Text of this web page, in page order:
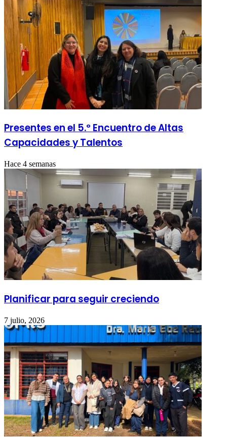
Presentes en el 5.º Encuentro de Altas
Capacidades y Talentos
Hace 4 semanas
Planificar para seguir creciendo
7 julio, 2026